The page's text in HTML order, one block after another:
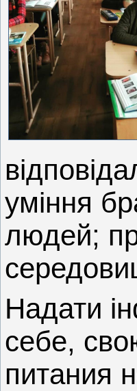
умiння
людей;
Надати
себе,
питания